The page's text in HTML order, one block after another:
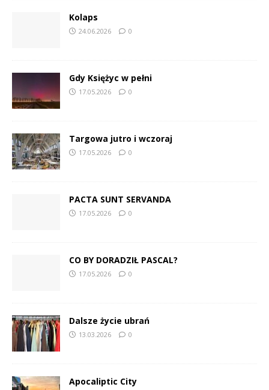
Kolaps
24.06.2026 0
Gdy Księżyc w pełni
17.05.2026 0
Targowa jutro i wczoraj
17.05.2026 0
PACTA SUNT SERVANDA
17.05.2026 0
CO BY DORADZIŁ PASCAL?
17.05.2026 0
Dalsze życie ubrań
13.03.2026 0
Apocaliptic City